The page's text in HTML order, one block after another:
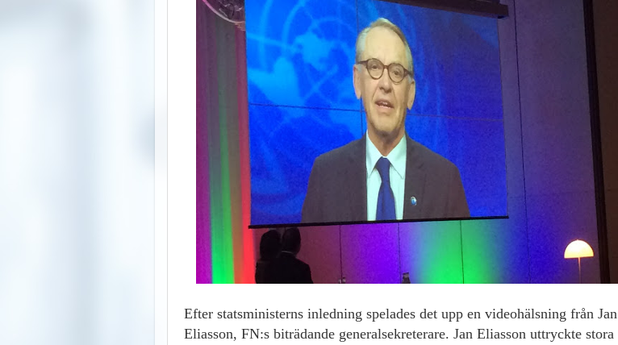
Efter statsministerns inledning spelades det upp en videohälsning från Jan
Eliasson, FN:s biträdande generalsekreterare. Jan Eliasson uttryckte stora